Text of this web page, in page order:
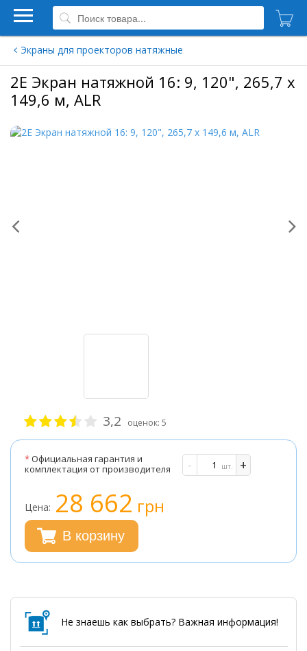
Экраны для проекторов натяжные
2Е Экран натяжной 16: 9, 120", 265,7 х
149,6 м, ALR
3,2 оценок: 5
*Официальная гарантия и
комплектация от производителя
- +
шт.
Цена: 28 662 грн
В корзину
Не знаешь как выбрать? Важная информация!